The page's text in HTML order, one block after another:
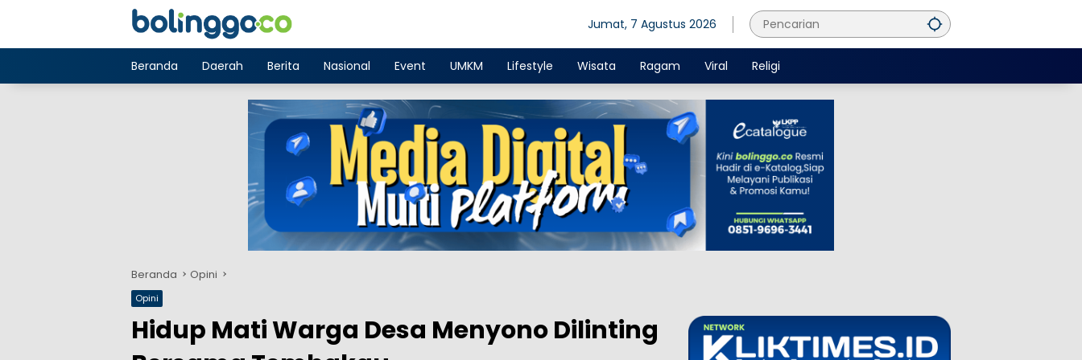
Jumat, 7 Agustus 2026
Beranda Daerah Berita Nasional Event UMKM Lifestyle Wisata Ragam Viral Religi
Beranda Opini
Opini
Hidup Mati Warga Desa Menyono Dilinting